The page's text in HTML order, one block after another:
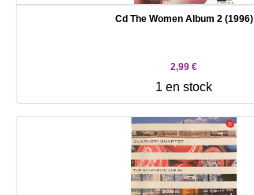
Cd The Women Album 2 (1996)
2,99 €
1 en stock